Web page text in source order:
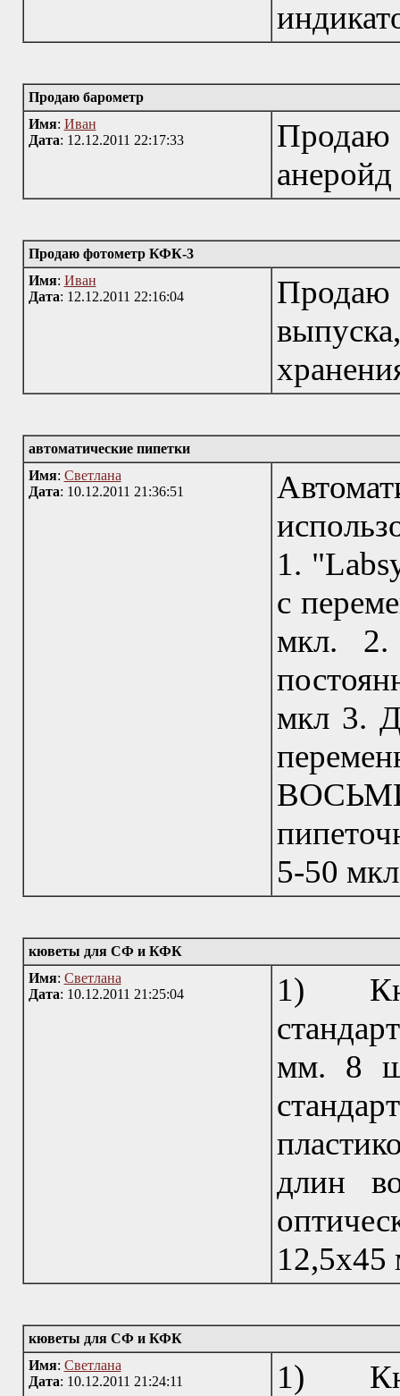
Продаю барометр
Имя: Иван
Дата: 12.12.2011 22:17:33
Продаю фотометр КФК-3
Имя: Иван
Дата: 12.12.2011 22:16:04
автоматические пипетки
Имя: Светлана
Дата: 10.12.2011 21:36:51
1.
с
мкл. 2.
мкл 3.
5-50
кюветы для СФ и КФК
Имя: Светлана
Дата: 10.12.2011 21:25:04
1)
мм. 8
длин
12,5х45
кюветы для СФ и КФК
Имя: Светлана
Дата: 10.12.2011 21:24:11
1)